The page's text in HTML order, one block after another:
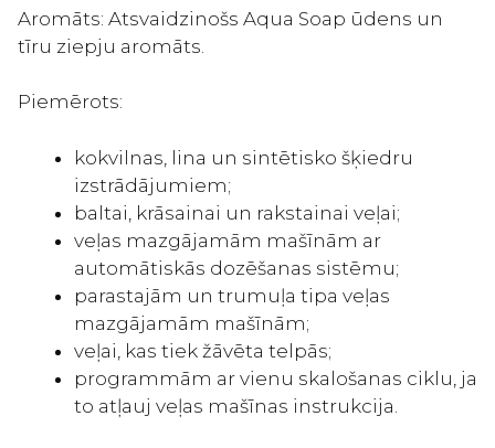
Aromāts: Atsvaidzinošs Aqua Soap ūdens un
tīru ziepju aromāts.
Piemērots:
kokvilnas, lina un sintētisko šķiedru
izstrādājumiem;
baltai, krāsainai un rakstainai veļai;
veļas mazgājamām mašīnām ar
automātiskās dozēšanas sistēmu;
parastajām un trumuļa tipa veļas
mazgājamām mašīnām;
veļai, kas tiek žāvēta telpās;
programmām ar vienu skalošanas ciklu, ja
to atļauj veļas mašīnas instrukcija.